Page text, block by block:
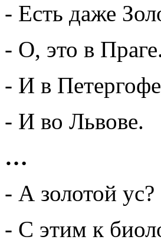
- Есть даже
- О, это в
- И в
- И во Львове.
…
- А золотой ус?
- С этим к